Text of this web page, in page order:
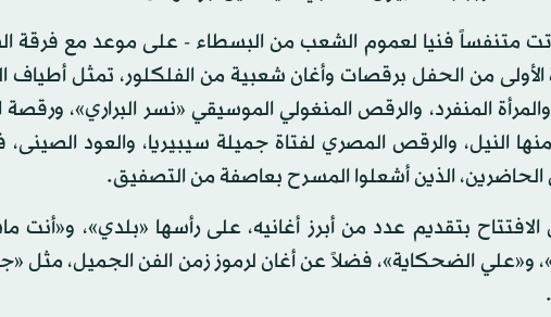
متنفساً فنيا لعموم الشعب من البسطاء - على موعد مع فرقة
من الحفل برقصات وأغان شعبية من الفلكلور، تمثل أطياف
المنفرد، والرقص المنغولي الموسيقي «نسر البراري»،
النيل، والرقص المصري لفتاة جميلة سيبيريا، والعود
الذين أشعلوا المسرح بعاصفة من التصفيق.
بتقديم عدد من أبرز أغانيه، على رأسها «بلدي»،
و«علي الضحكاية»، فضلاً عن أغان لرموز زمن الفن الجميل، مثل